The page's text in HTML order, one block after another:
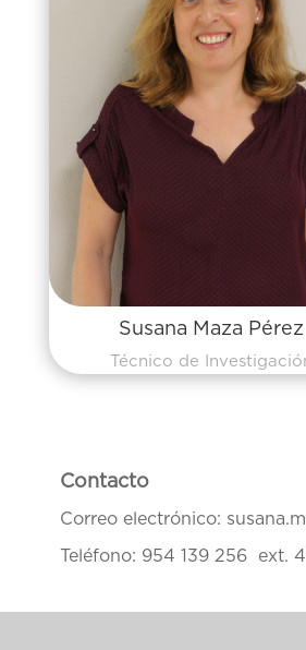
Susana Maza Pérez
Técnico de
Contacto
Correo electrónico:
Teléfono: 954 139 256 ext.